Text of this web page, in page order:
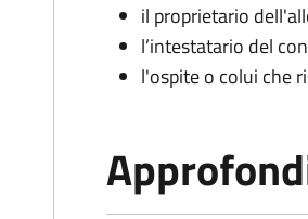
il proprietario
l’intestatario del
l'ospite o colui che